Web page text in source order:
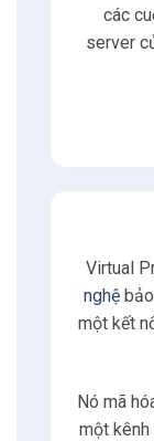
các
server
Virtual
nghệ
một kết
Nó mã
một